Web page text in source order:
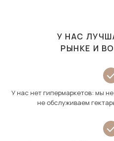
У НАС
РЫНКЕ И
У нас нет гипермаркетов: мы
не обслуживаем